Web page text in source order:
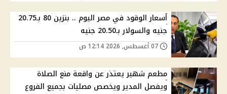
أسعار الوقود في مصر اليوم .. بنزين 80 بـ20.75
جنيه والسولار بـ20.50 جنيه
مطعم شهير يعتذر عن واقعة منع الصلاة
ويفصل المدير ويخصص مصليات بجميع الفروع